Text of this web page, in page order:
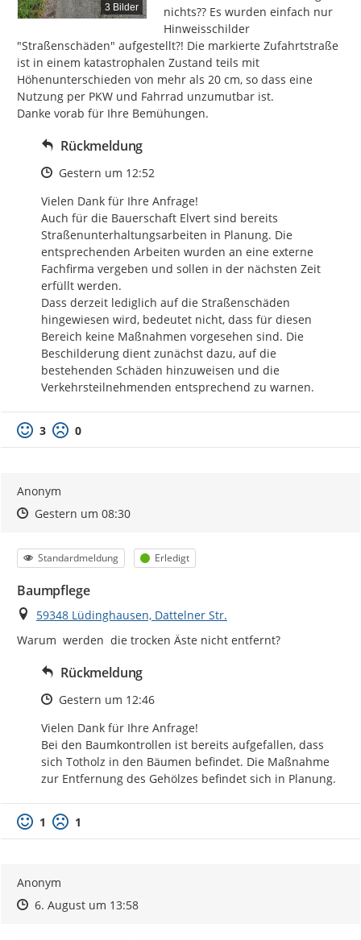
3 Bilder
nichts?? Es wurden einfach nur
Hinweisschilder
"Straßenschäden" aufgestellt?! Die markierte Zufahrtstraße
ist in einem katastrophalen Zustand teils mit
Höhenunterschieden von mehr als 20 cm, so dass eine
Nutzung per PKW und Fahrrad unzumutbar ist.
Danke vorab für Ihre Bemühungen.
Rückmeldung
Zeitpunkt des Erstellens
Gestern um 12:52
Vielen Dank für Ihre Anfrage!
Auch für die Bauerschaft Elvert sind bereits
Straßenunterhaltungsarbeiten in Planung. Die
entsprechenden Arbeiten wurden an eine externe
Fachfirma vergeben und sollen in der nächsten Zeit
erfüllt werden.
Dass derzeit lediglich auf die Straßenschäden
hingewiesen wird, bedeutet nicht, dass für diesen
Bereich keine Maßnahmen vorgesehen sind. Die
Beschilderung dient zunächst dazu, auf die
bestehenden Schäden hinzuweisen und die
Verkehrsteilnehmenden entsprechend zu warnen.
3 0
Anonym
Zeitpunkt des Erstellens
Zeitpunkt des Erstellens
Gestern um 08:30Zur Äußerung
Kategorie
Standardmeldung Status
Erledigt
Baumpflege
Ort
59348 Lüdinghausen, Dattelner Str.
Warum  werden  die trocken Äste nicht entfernt?
Rückmeldung
Zeitpunkt des Erstellens
Gestern um 12:46
Vielen Dank für Ihre Anfrage!
Bei den Baumkontrollen ist bereits aufgefallen, dass
sich Totholz in den Bäumen befindet. Die Maßnahme
zur Entfernung des Gehölzes befindet sich in Planung.
1 1
Anonym
Zeitpunkt des Erstellens
Zeitpunkt des Erstellens
6. August um 13:58Zur Äußerung